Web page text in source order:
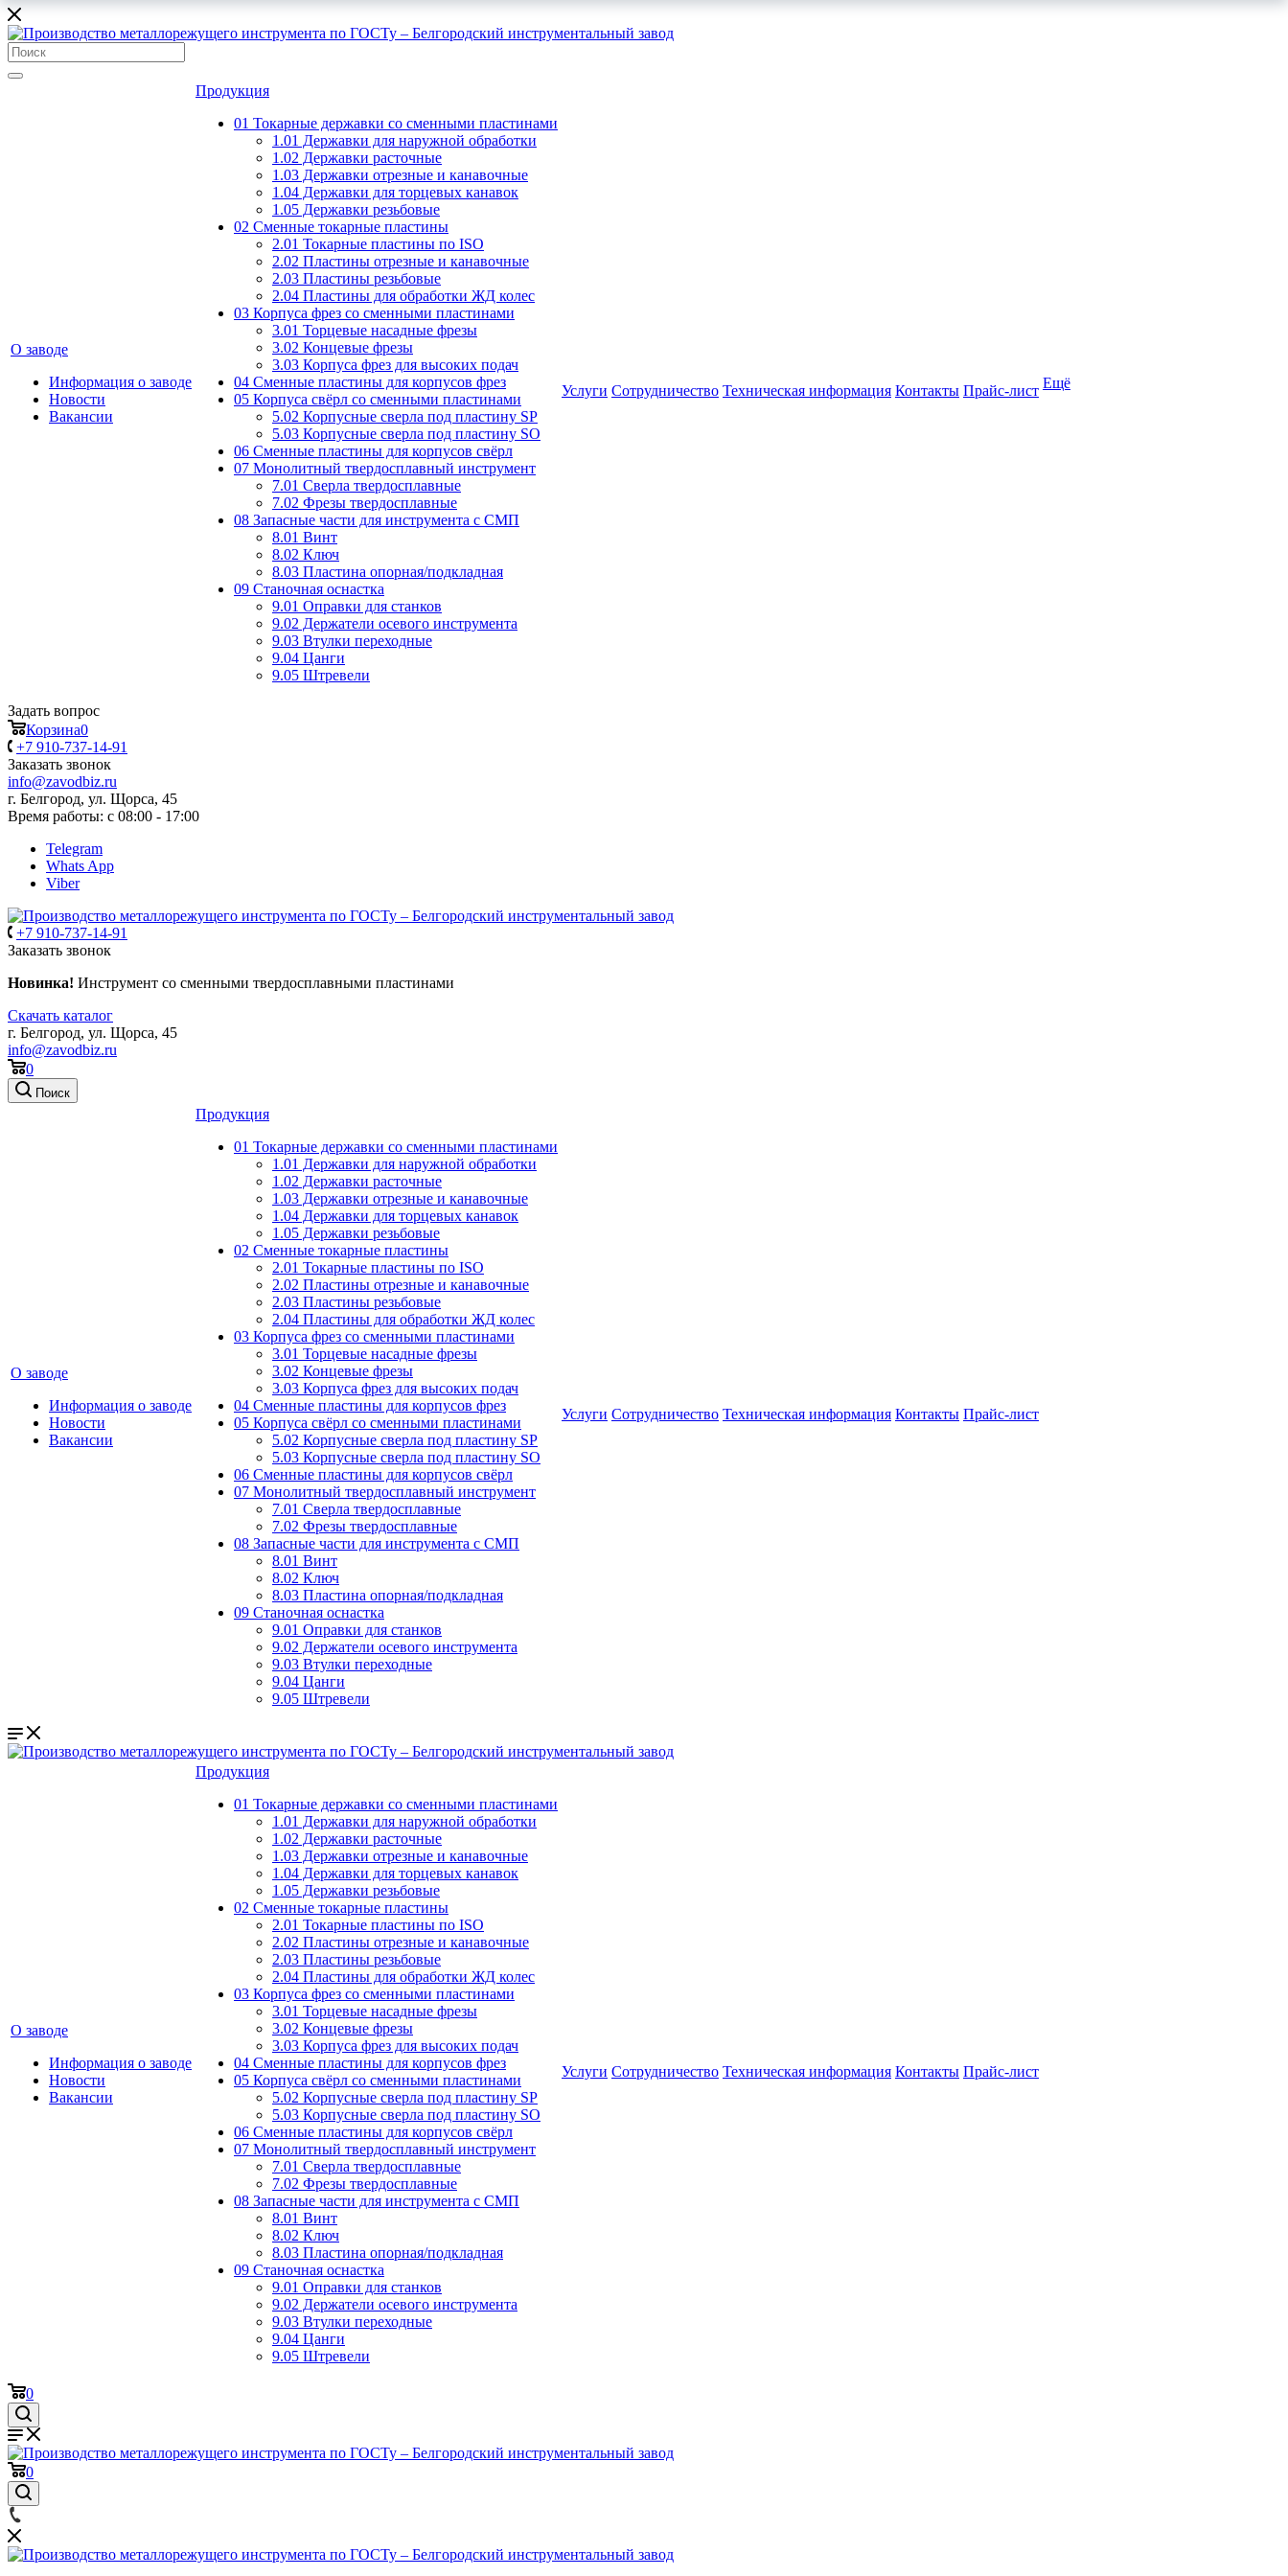
О заводе
Информация о заводе
Новости
Вакансии
Продукция
01 Токарные державки со сменными пластинами
1.01 Державки для наружной обработки
1.02 Державки расточные
1.03 Державки отрезные и канавочные
1.04 Державки для торцевых канавок
1.05 Державки резьбовые
02 Сменные токарные пластины
2.01 Токарные пластины по ISO
2.02 Пластины отрезные и канавочные
2.03 Пластины резьбовые
2.04 Пластины для обработки ЖД колес
03 Корпуса фрез со сменными пластинами
3.01 Торцевые насадные фрезы
3.02 Концевые фрезы
3.03 Корпуса фрез для высоких подач
04 Сменные пластины для корпусов фрез
05 Корпуса свёрл со сменными пластинами
5.02 Корпусные сверла под пластину SP
5.03 Корпусные сверла под пластину SO
06 Сменные пластины для корпусов свёрл
07 Монолитный твердосплавный инструмент
7.01 Сверла твердосплавные
7.02 Фрезы твердосплавные
08 Запасные части для инструмента с СМП
8.01 Винт
8.02 Ключ
8.03 Пластина опорная/подкладная
09 Станочная оснастка
9.01 Оправки для станков
9.02 Держатели осевого инструмента
9.03 Втулки переходные
9.04 Цанги
9.05 Штревели
Услуги Сотрудничество Техническая информация Контакты Прайс-лист Ещё
Задать вопрос
Корзина0
+7 910-737-14-91
Заказать звонок
info@zavodbiz.ru
г. Белгород, ул. Щорса, 45
Время работы: с 08:00 - 17:00
Telegram
Whats App
Viber
+7 910-737-14-91
Заказать звонок
Новинка! Инструмент со сменными твердосплавными пластинами
Скачать каталог
г. Белгород, ул. Щорса, 45
info@zavodbiz.ru
0
Поиск
О заводе
Информация о заводе
Новости
Вакансии
Продукция
01 Токарные державки со сменными пластинами
1.01 Державки для наружной обработки
1.02 Державки расточные
1.03 Державки отрезные и канавочные
1.04 Державки для торцевых канавок
1.05 Державки резьбовые
02 Сменные токарные пластины
2.01 Токарные пластины по ISO
2.02 Пластины отрезные и канавочные
2.03 Пластины резьбовые
2.04 Пластины для обработки ЖД колес
03 Корпуса фрез со сменными пластинами
3.01 Торцевые насадные фрезы
3.02 Концевые фрезы
3.03 Корпуса фрез для высоких подач
04 Сменные пластины для корпусов фрез
05 Корпуса свёрл со сменными пластинами
5.02 Корпусные сверла под пластину SP
5.03 Корпусные сверла под пластину SO
06 Сменные пластины для корпусов свёрл
07 Монолитный твердосплавный инструмент
7.01 Сверла твердосплавные
7.02 Фрезы твердосплавные
08 Запасные части для инструмента с СМП
8.01 Винт
8.02 Ключ
8.03 Пластина опорная/подкладная
09 Станочная оснастка
9.01 Оправки для станков
9.02 Держатели осевого инструмента
9.03 Втулки переходные
9.04 Цанги
9.05 Штревели
Услуги Сотрудничество Техническая информация Контакты Прайс-лист
О заводе
Информация о заводе
Новости
Вакансии
Продукция
01 Токарные державки со сменными пластинами
1.01 Державки для наружной обработки
1.02 Державки расточные
1.03 Державки отрезные и канавочные
1.04 Державки для торцевых канавок
1.05 Державки резьбовые
02 Сменные токарные пластины
2.01 Токарные пластины по ISO
2.02 Пластины отрезные и канавочные
2.03 Пластины резьбовые
2.04 Пластины для обработки ЖД колес
03 Корпуса фрез со сменными пластинами
3.01 Торцевые насадные фрезы
3.02 Концевые фрезы
3.03 Корпуса фрез для высоких подач
04 Сменные пластины для корпусов фрез
05 Корпуса свёрл со сменными пластинами
5.02 Корпусные сверла под пластину SP
5.03 Корпусные сверла под пластину SO
06 Сменные пластины для корпусов свёрл
07 Монолитный твердосплавный инструмент
7.01 Сверла твердосплавные
7.02 Фрезы твердосплавные
08 Запасные части для инструмента с СМП
8.01 Винт
8.02 Ключ
8.03 Пластина опорная/подкладная
09 Станочная оснастка
9.01 Оправки для станков
9.02 Держатели осевого инструмента
9.03 Втулки переходные
9.04 Цанги
9.05 Штревели
Услуги Сотрудничество Техническая информация Контакты Прайс-лист
0
0